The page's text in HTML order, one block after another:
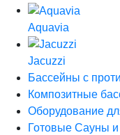
Aquavia
Jacuzzi
Бассейны с
Композитные
Оборудование
Готовые Сауны